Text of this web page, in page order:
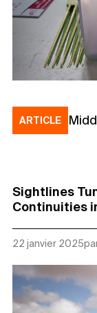
ARTICLE
Sightlines
Continuities
22 janvier 2025